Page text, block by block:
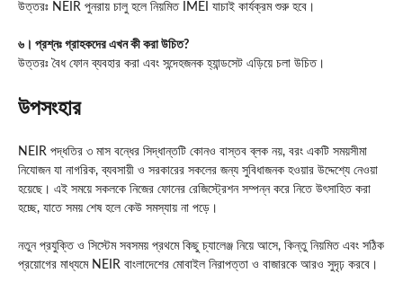
উত্তরঃ NEIR পুনরায় চালু হলে নিয়মিত IMEI যাচাই কার্যক্রম শুরু হবে।
৬। প্রশ্নঃ গ্রাহকদের এখন কী করা উচিত?
উত্তরঃ বৈধ ফোন ব্যবহার করা এবং সন্দেহজনক হ্যান্ডসেট এড়িয়ে চলা উচিত।
উপসংহার
NEIR পদ্ধতির ৩ মাস বন্ধের সিদ্ধান্তটি কোনও বাস্তব ব্লক নয়, বরং একটি সময়সীমা
নিযোজন যা নাগরিক, ব্যবসায়ী ও সরকারের সকলের জন্য সুবিধাজনক হওয়ার উদ্দেশ্যে নেওয়া
হয়েছে। এই সময়ে সকলকে নিজের ফোনের রেজিস্ট্রেশন সম্পন্ন করে নিতে উৎসাহিত করা
হচ্ছে, যাতে সময় শেষ হলে কেউ সমস্যায় না পড়ে।
নতুন প্রযুক্তি ও সিস্টেম সবসময় প্রথমে কিছু চ্যালেঞ্জ নিয়ে আসে, কিন্তু নিয়মিত এবং সঠিক
প্রয়োগের মাধ্যমে NEIR বাংলাদেশের মোবাইল নিরাপত্তা ও বাজারকে আরও সুদৃঢ় করবে।